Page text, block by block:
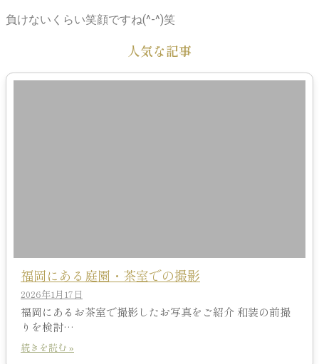
負けないくらい笑顔ですね(^-^)笑
人気な記事
福岡にある庭園・茶室での撮影
2026年1月17日
福岡にあるお茶室で撮影したお写真をご紹介 和装の前撮
りを検討…
続きを読む »